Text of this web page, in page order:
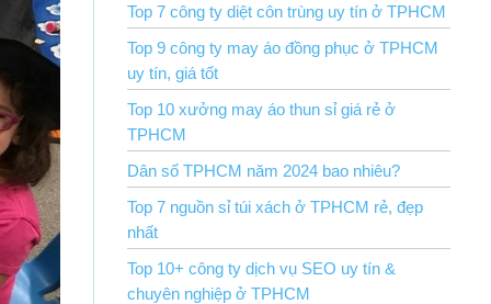
Top 7 công ty diệt côn trùng uy tín ở TPHCM
Top 9 công ty may áo đồng phục ở TPHCM
uy tín, giá tốt
Top 10 xưởng may áo thun sỉ giá rẻ ở
TPHCM
Dân số TPHCM năm 2024 bao nhiêu?
Top 7 nguồn sỉ túi xách ở TPHCM rẻ, đẹp
nhất
Top 10+ công ty dịch vụ SEO uy tín &
chuyên nghiệp ở TPHCM